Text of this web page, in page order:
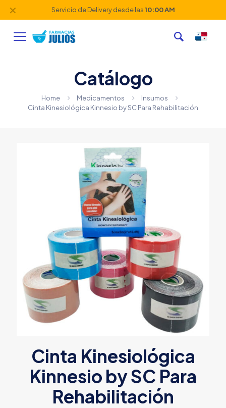
Servicio de Delivery desde las10:00 AM
✕
Catálogo
Home Medicamentos
Insumos
Cinta Kinesiológica Kinnesio by SC Para Rehabilitación
Cinta Kinesiológica
Kinnesio by SC Para
Rehabilitación